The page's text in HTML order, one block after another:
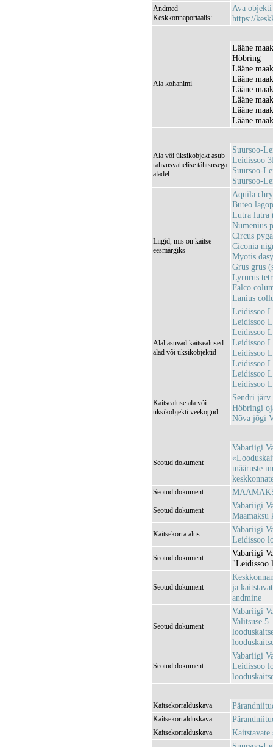
Andmed
Keskkonnaportaalis:
Ava objekti
https://
Ala kohanimi
Lääne
Höbring
Lääne
Lääne
Lääne
Lääne
Lääne
Lääne
Ala või üksikobjekt asub
rahvusvahelise tähtsusega
aladel
Suursoo-
Leidissoo
Suursoo-
Suursoo-
Liigid, mis on kaitse
eesmärgiks
Aquila
Buteo
Lutra lutra
Numenius
Circus
Ciconia
Myotis
Grus grus
Lyrurus
Falco
Lanius
Alal asuvad kaitsealused
alad või üksikobjektid
Leidissoo
Leidissoo
Leidissoo
Leidissoo
Leidissoo
Leidissoo
Leidissoo
Leidissoo
Kaitsealuse ala või
üksikobjekti veekogud
Sendri järv
Höbringi
Nõva jõgi
Seotud dokument
Vabariigi
määruste
Seotud dokument
Seotud dokument
Vabariigi
Maamaksu
Kaitsekorra alus
Vabariigi
Leidissoo
Seotud dokument
Vabariigi
"Leidissoo
Seotud dokument
ja
andmine
Seotud dokument
Vabariigi
Valitsuse
Seotud dokument
Vabariigi
Leidissoo
Kaitsekorralduskava
Kaitsekorralduskava
Kaitsekorralduskava
Kaitstavate